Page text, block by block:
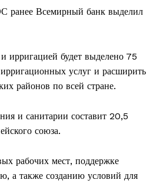
ранее Всемирный банк выделил
ирригацией будет выделено 75
услуг и расширить
районов по всей стране.
и санитарии составит 20,5
союза.
рабочих мест, поддержке
а также созданию условий для